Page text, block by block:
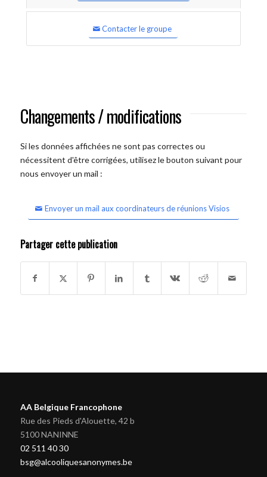
Contacter le groupe
Changements / modifications
Si les données affichées ne sont pas correctes ou
nécessitent d'être corrigées, utilisez le bouton suivant pour
nous envoyer un mail :
Envoyer un mail aux coordinateurs de réunions Visios
Partager cette publication
AA Belgique Francophone
Rue des Pieds d'Alouette, 42 b
5100 NANINNE
02 511 40 30
bsg@alcooliquesanonymes.be